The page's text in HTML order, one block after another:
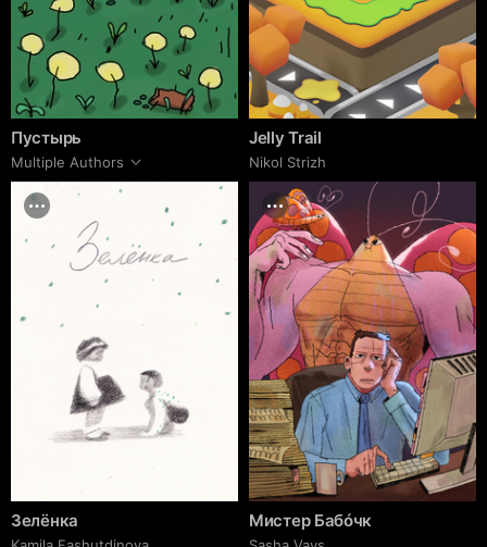
Пустырь
Multiple Authors
Jelly Trail
Nikol Strizh
Зелёнка Мистер Бабóчк